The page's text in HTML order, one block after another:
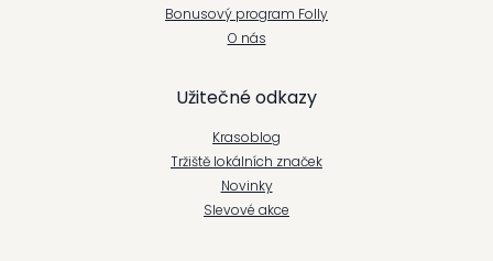
Bonusový program Folly
O nás
Užitečné odkazy
Krasoblog
Tržiště lokálních značek
Novinky
Slevové akce